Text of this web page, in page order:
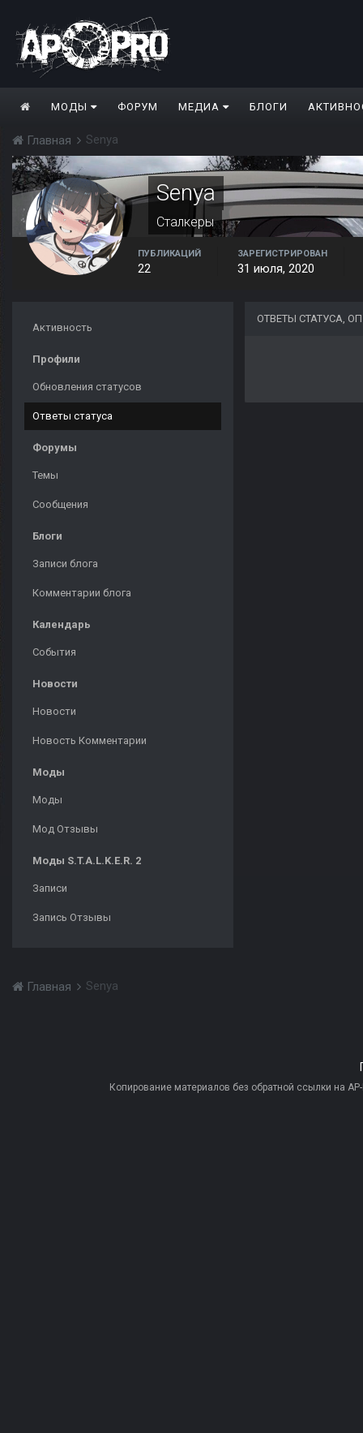
МОДЫ ФОРУМ МЕДИА БЛОГИ
Главная Senya
Senya
Сталкеры
ПУБЛИКАЦИЙ
22
ЗАРЕГИСТРИРОВАН
31 июля, 2020
Активность
Профили
Обновления статусов
Ответы статуса
Форумы
Темы
Сообщения
Блоги
Записи блога
Комментарии блога
Календарь
События
Новости
Новости
Новость Комментарии
Моды
Моды
Мод Отзывы
Моды S.T.A.L.K.E.R. 2
Записи
Запись Отзывы
ОТВЕТЫ СТАТУСА,
Главная Senya
Копирование материалов без обратной ссылки на